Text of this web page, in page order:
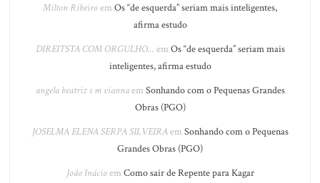
Milton Ribeiroem Os “de esquerda” seriam mais inteligentes,
afirma estudo
DIREITSTA COM ORGULHO... em Os “de esquerda” seriam mais
inteligentes, afirma estudo
angela beatriz s m viannaem Sonhando com o Pequenas Grandes
Obras (PGO)
JOSELMA ELENA SERPA SILVEIRAem Sonhando com o Pequenas
Grandes Obras (PGO)
João Inácioem Como sair de Repente para Kagar